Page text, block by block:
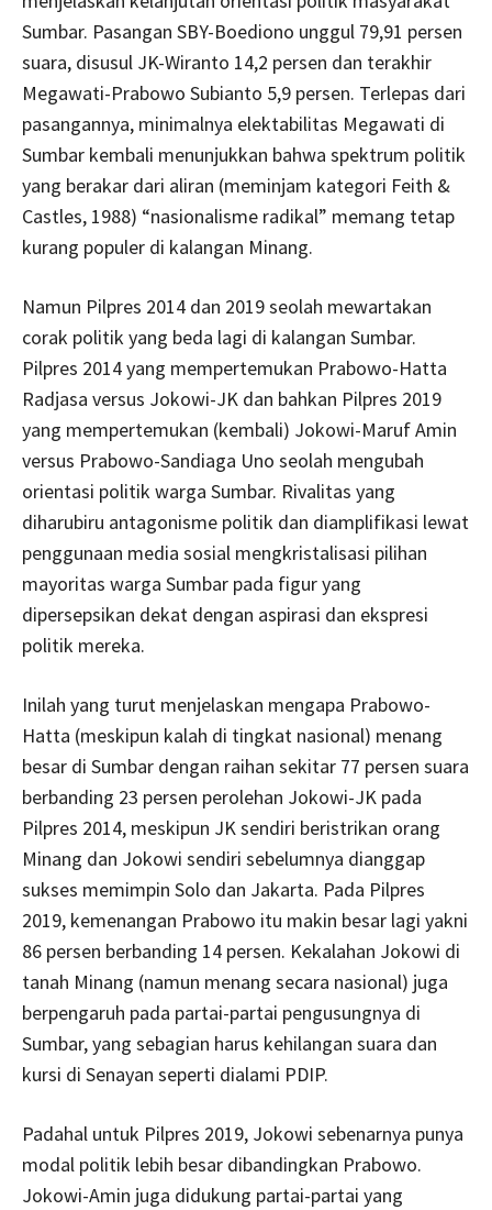
Sumbar. Pasangan SBY-Boediono unggul 79,91 persen
suara, disusul JK-Wiranto 14,2 persen dan terakhir
Megawati-Prabowo Subianto 5,9 persen. Terlepas dari
pasangannya, minimalnya elektabilitas Megawati di
Sumbar kembali menunjukkan bahwa spektrum politik
yang berakar dari aliran (meminjam kategori Feith &
Castles, 1988) “nasionalisme radikal” memang tetap
kurang populer di kalangan Minang.
Namun Pilpres 2014 dan 2019 seolah mewartakan
corak politik yang beda lagi di kalangan Sumbar.
Pilpres 2014 yang mempertemukan Prabowo-Hatta
Radjasa versus Jokowi-JK dan bahkan Pilpres 2019
yang mempertemukan (kembali) Jokowi-Maruf Amin
versus Prabowo-Sandiaga Uno seolah mengubah
orientasi politik warga Sumbar. Rivalitas yang
diharubiru antagonisme politik dan diamplifikasi lewat
penggunaan media sosial mengkristalisasi pilihan
mayoritas warga Sumbar pada figur yang
dipersepsikan dekat dengan aspirasi dan ekspresi
politik mereka.
Inilah yang turut menjelaskan mengapa Prabowo-
Hatta (meskipun kalah di tingkat nasional) menang
besar di Sumbar dengan raihan sekitar 77 persen suara
berbanding 23 persen perolehan Jokowi-JK pada
Pilpres 2014, meskipun JK sendiri beristrikan orang
Minang dan Jokowi sendiri sebelumnya dianggap
sukses memimpin Solo dan Jakarta. Pada Pilpres
2019, kemenangan Prabowo itu makin besar lagi yakni
86 persen berbanding 14 persen. Kekalahan Jokowi di
tanah Minang (namun menang secara nasional) juga
berpengaruh pada partai-partai pengusungnya di
Sumbar, yang sebagian harus kehilangan suara dan
kursi di Senayan seperti dialami PDIP.
Padahal untuk Pilpres 2019, Jokowi sebenarnya punya
modal politik lebih besar dibandingkan Prabowo.
Jokowi-Amin juga didukung partai-partai yang